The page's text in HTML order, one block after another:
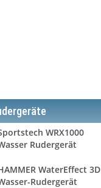
WRX1000
Rudergerät
WaterEffect 3D
Rudergerät